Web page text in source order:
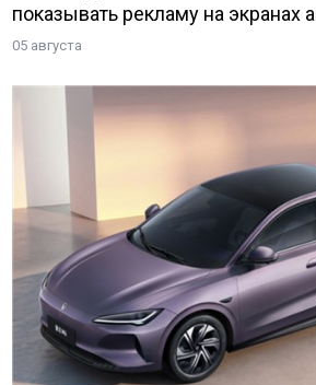
показывать рекламу на экранах
05 августа